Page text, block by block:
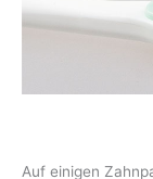
Auf einigen